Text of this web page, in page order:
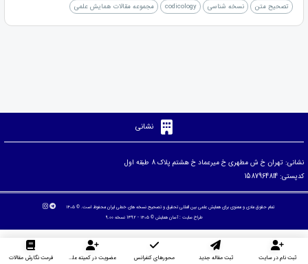
تصحیح متن
نسخه شناسی codicology مجموعه مقالات همایش علمی
نشانی
نشانی: تهران خ ش مطهری خ میرعماد خ هشتم پلاک 8 طبقه اول
کدپستی: 1587964814
تمام حقوق مادی و معنوی برای همایش علمی بین المللی تحقیق و تصحیح نسخه های خطی ایران محفوظ است. © ۱۴۰۵
طراح سایت :آسان همایش © ۱۴۰۵ - 1392 نسخه 9.00
ثبت نام در سایت ثبت مقاله جدید محورهای کنفرانس عضویت در کمیته علمی داوران فرمت نگارش مقالات